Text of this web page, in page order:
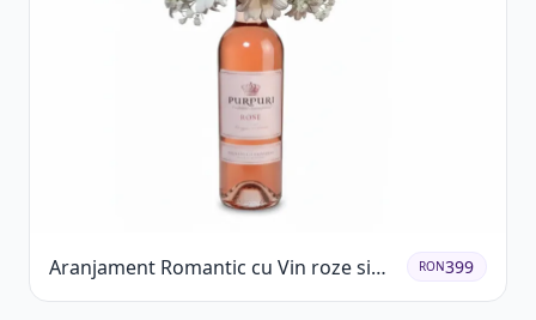
Aranjament Romantic cu Vin roze si
Flori pastel
RON399